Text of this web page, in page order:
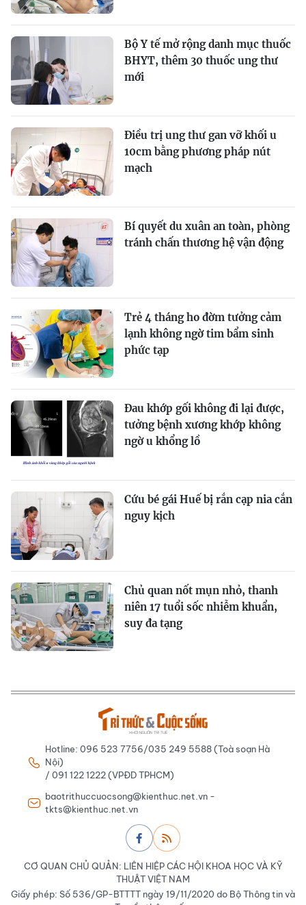
Bộ Y tế mở rộng danh mục thuốc
BHYT, thêm 30 thuốc ung thư
mới
Điều trị ung thư gan vỡ khối u
10cm bằng phương pháp nút
mạch
Bí quyết du xuân an toàn, phòng
tránh chấn thương hệ vận động
Trẻ 4 tháng ho đờm tưởng cảm
lạnh không ngờ tim bẩm sinh
phức tạp
Đau khớp gối không đi lại được,
tưởng bệnh xương khớp không
ngờ u khổng lồ
Cứu bé gái Huế bị rắn cạp nia cắn
nguy kịch
Chủ quan nốt mụn nhỏ, thanh
niên 17 tuổi sốc nhiễm khuẩn,
suy đa tạng
Hotline: 096 523 7756/035 249 5588 (Toà soạn Hà
Nội)
/ 091 122 1222 (VPĐD TPHCM)
baotrithuccuocsong@kienthuc.net.vn -
tkts@kienthuc.net.vn
CƠ QUAN CHỦ QUẢN: LIÊN HIỆP CÁC HỘI KHOA HỌC VÀ KỸ
THUẬT VIỆT NAM
Giấy phép: Số 536/GP-BTTTT ngày 19/11/2020 do Bộ Thông tin và